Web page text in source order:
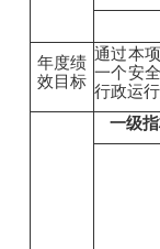
年度绩
效目标
通过本
一个安
行政运
一级